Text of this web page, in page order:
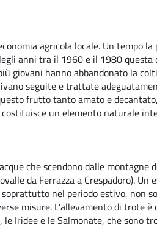
agricola locale. Un tempo
anni tra il 1960 e il 1980
hanno abbandonato la
seguite e trattate
frutto tanto amato e
un elemento naturale
che scendono dalle montagne
da Ferrazza a Crespadoro).
nel periodo estivo, non
misure. L’allevamento di trote
Iridee e le Salmonate, che sono